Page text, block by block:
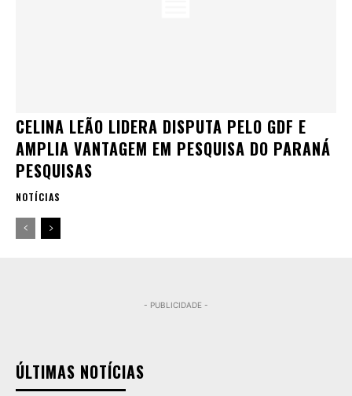
CELINA LEÃO LIDERA DISPUTA PELO GDF E
AMPLIA VANTAGEM EM PESQUISA DO PARANÁ
PESQUISAS
NOTÍCIAS
- PUBLICIDADE -
ÚLTIMAS NOTÍCIAS